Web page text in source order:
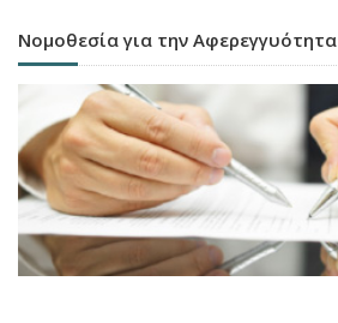
Νομοθεσία για την Αφερεγγυότητα